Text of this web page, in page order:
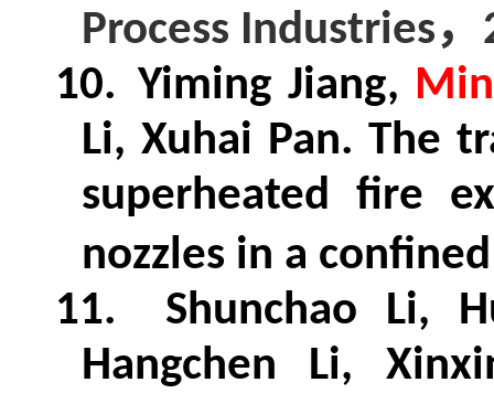
Process Industries，
10. Yiming Jiang,
Li, Xuhai Pan. The
superheated fire
nozzles in a
11.
Shunchao Li,
Hangchen Li,